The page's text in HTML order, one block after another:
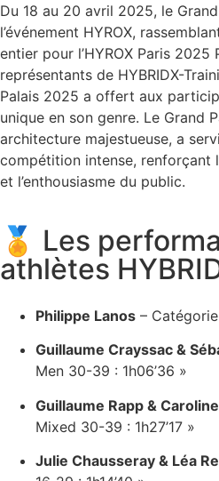
Du 18 au 20 avril 2025, le
l’événement HYROX,
entier pour l’HYROX Paris 2025
représentants de HYBRIDX-
Palais 2025 a offert aux
unique en son genre. Le Grand
architecture majestueuse, a
compétition intense, renforçant
et l’enthousiasme du public.
🏅 Les
athlètes
Philippe Lanos –
Guillaume Crayssac &
Men 30-39 : 1h06’36 »
Guillaume Rapp &
Mixed 30-39 : 1h27’17 »
Julie Chausseray & Léa